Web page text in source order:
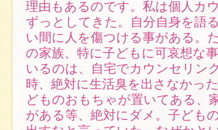
理由もあるのです。私は個人カ
ずっとしてきた。自分自身を語
い間に人を傷つける事がある。
の家族、特に子どもに可哀想な
いるのは、自宅でカウンセリン
時、絶対に生活臭を出さなかっ
どものおもちゃが置いてある、
がある等、絶対にダメ。子ども